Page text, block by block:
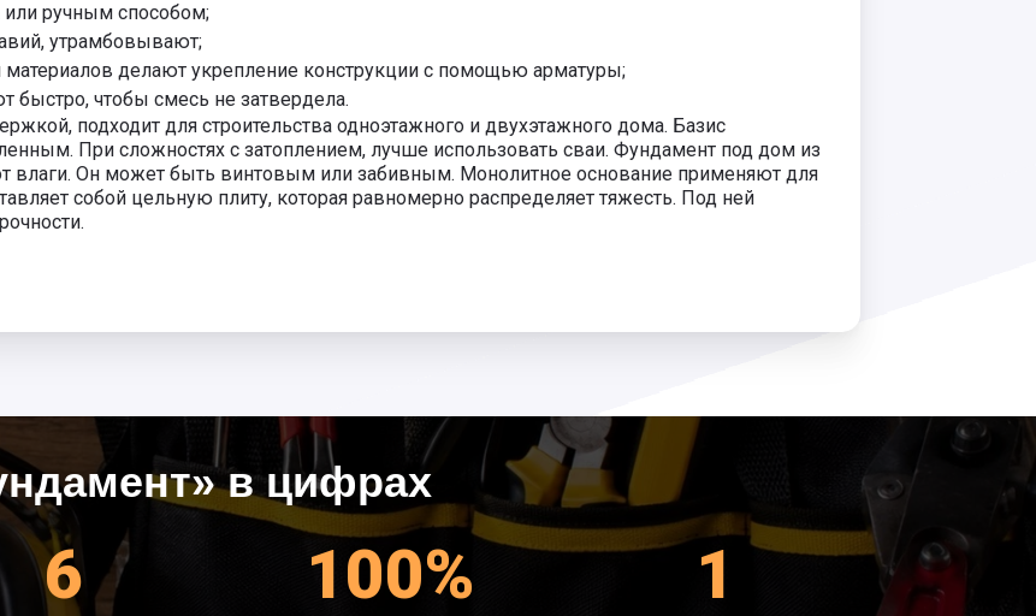
ручным способом;
утрамбовывают;
делают укрепление конструкции с помощью арматуры;
быстро, чтобы смесь не затвердела.
подходит для строительства одноэтажного и двухэтажного дома. Базис
При сложностях с затоплением, лучше использовать сваи. Фундамент под дом из
от влаги. Он может быть винтовым или забивным. Монолитное основание применяют для
собой цельную плиту, которая равномерно распределяет тяжесть. Под ней
в цифрах
6 100% 1